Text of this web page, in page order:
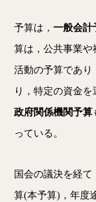
予算は， 一般会計
算は，公共事業や
活動の予算であり
り，特定の資金
政府関係機関予算
っている。
国会の議決を経
算(本予算)，年度